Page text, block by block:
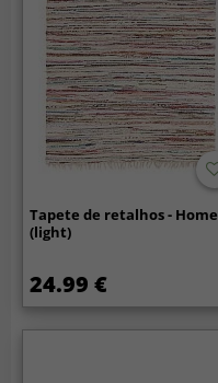
Tapete de retalhos - Home
(light)
24.99 €